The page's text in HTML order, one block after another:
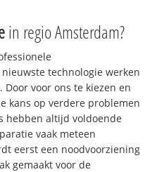
in regio Amsterdam?
technologie werken
voor ons te kiezen en
kans op verdere problemen
hebben altijd voldoende
vaak meteen
eerst een noodvoorziening
gemaakt voor de